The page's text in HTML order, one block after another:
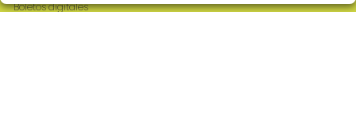
Boletos digitales